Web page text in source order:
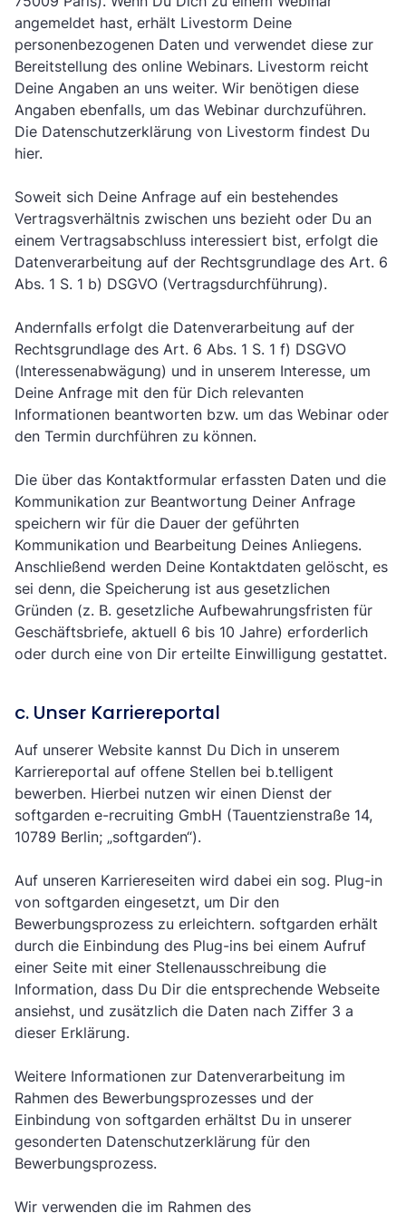
angemeldet hast, erhält Livestorm Deine
personenbezogenen Daten und verwendet diese zur
Bereitstellung des online Webinars. Livestorm reicht
Deine Angaben an uns weiter. Wir benötigen diese
Angaben ebenfalls, um das Webinar durchzuführen.
Die Datenschutzerklärung von Livestorm findest Du
hier.
Soweit sich Deine Anfrage auf ein bestehendes
Vertragsverhältnis zwischen uns bezieht oder Du an
einem Vertragsabschluss interessiert bist, erfolgt die
Datenverarbeitung auf der Rechtsgrundlage des Art. 6
Abs. 1 S. 1 b) DSGVO (Vertragsdurchführung).
Andernfalls erfolgt die Datenverarbeitung auf der
Rechtsgrundlage des Art. 6 Abs. 1 S. 1 f) DSGVO
(Interessenabwägung) und in unserem Interesse, um
Deine Anfrage mit den für Dich relevanten
Informationen beantworten bzw. um das Webinar oder
den Termin durchführen zu können.
Die über das Kontaktformular erfassten Daten und die
Kommunikation zur Beantwortung Deiner Anfrage
speichern wir für die Dauer der geführten
Kommunikation und Bearbeitung Deines Anliegens.
Anschließend werden Deine Kontaktdaten gelöscht, es
sei denn, die Speicherung ist aus gesetzlichen
Gründen (z. B. gesetzliche Aufbewahrungsfristen für
Geschäftsbriefe, aktuell 6 bis 10 Jahre) erforderlich
oder durch eine von Dir erteilte Einwilligung gestattet.
c. Unser Karriereportal
Auf unserer Website kannst Du Dich in unserem
Karriereportal auf offene Stellen bei b.telligent
bewerben. Hierbei nutzen wir einen Dienst der
softgarden e-recruiting GmbH (Tauentzienstraße 14,
10789 Berlin; „softgarden“).
Auf unseren Karriereseiten wird dabei ein sog. Plug-in
von softgarden eingesetzt, um Dir den
Bewerbungsprozess zu erleichtern. softgarden erhält
durch die Einbindung des Plug-ins bei einem Aufruf
einer Seite mit einer Stellenausschreibung die
Information, dass Du Dir die entsprechende Webseite
ansiehst, und zusätzlich die Daten nach Ziffer 3 a
dieser Erklärung.
Weitere Informationen zur Datenverarbeitung im
Rahmen des Bewerbungsprozesses und der
Einbindung von softgarden erhältst Du in unserer
gesonderten Datenschutzerklärung für den
Bewerbungsprozess.
Wir verwenden die im Rahmen des